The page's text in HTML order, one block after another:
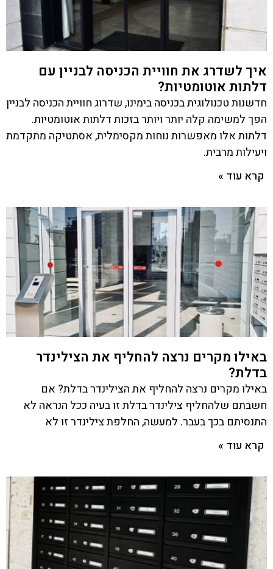
איך לשדרג את חוויית הכניסה לבניין עם
דלתות אוטומטיות?
חדשנות טכנולוגית בכניסה בימינו, שדרוג חוויית הכניסה לבניין
הפך למשימה קלה יותר ויותר בזכות דלתות אוטומטיות.
דלתות אלו מאפשרות נוחות מקסימלית, אסתטיקה מתקדמת
ויעילות מרבית.
קרא עוד »
באילו מקרים נרצה להחליף את הצילינדר
בדלת?
באילו מקרים נרצה להחליף את הצילינדר בדלת? אם
חשבתם שלהחליף צילינדר בדלת זו בעיה ככל הנראה לא
התנסיתם בכך בעבר. למעשה, החלפת צילינדר זו לא
קרא עוד »